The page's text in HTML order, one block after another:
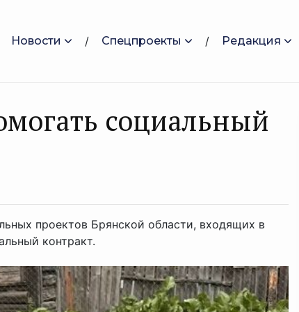
Новости Спецпроекты Редакция
социальный
проектов Брянской области, входящих в
контракт.